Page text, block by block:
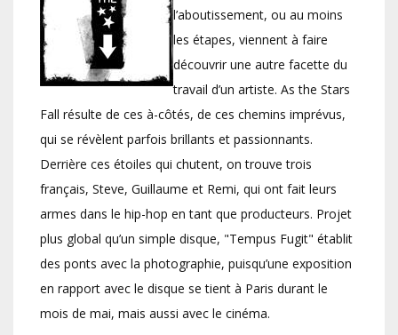
l’aboutissement, ou au moins
les étapes, viennent à faire
découvrir une autre facette du
travail d’un artiste. As the Stars
Fall résulte de ces à-côtés, de ces chemins imprévus,
qui se révèlent parfois brillants et passionnants.
Derrière ces étoiles qui chutent, on trouve trois
français, Steve, Guillaume et Remi, qui ont fait leurs
armes dans le hip-hop en tant que producteurs. Projet
plus global qu’un simple disque, "Tempus Fugit" établit
des ponts avec la photographie, puisqu’une exposition
en rapport avec le disque se tient à Paris durant le
mois de mai, mais aussi avec le cinéma.